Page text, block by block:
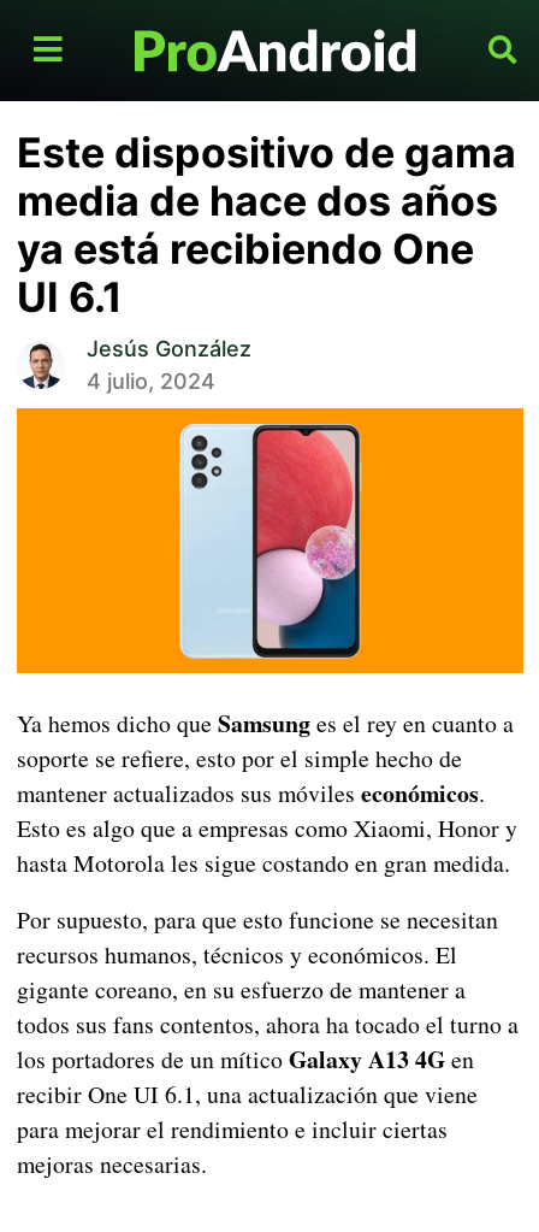
Este dispositivo de gama
media de hace dos años
ya está recibiendo One
UI 6.1
Jesús González
4 julio, 2024
Ya hemos dicho que Samsunges el rey en cuanto a
soporte se refiere, esto por el simple hecho de
mantener actualizados sus móviles económicos.
Esto es algo que a empresas como Xiaomi, Honor y
hasta Motorola les sigue costando en gran medida.
Por supuesto, para que esto funcione se necesitan
recursos humanos, técnicos y económicos. El
gigante coreano, en su esfuerzo de mantener a
todos sus fans contentos, ahora ha tocado el turno a
los portadores de un míticoGalaxy A13 4Gen
recibir One UI 6.1, una actualización que viene
para mejorar el rendimiento e incluir ciertas
mejoras necesarias.